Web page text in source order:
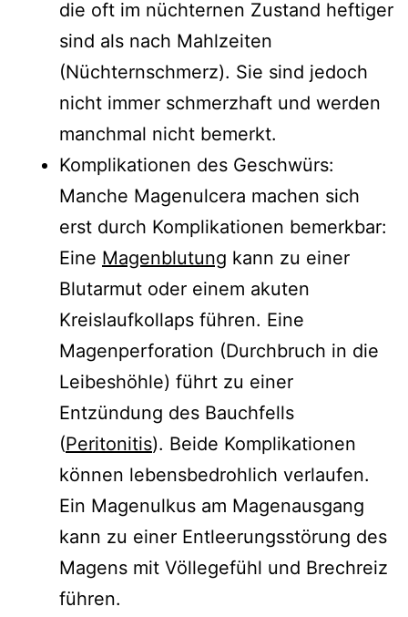
die oft im nüchternen Zustand heftiger
sind als nach Mahlzeiten
(Nüchternschmerz). Sie sind jedoch
nicht immer schmerzhaft und werden
manchmal nicht bemerkt.
Komplikationen des Geschwürs:
Manche Magenulcera machen sich
erst durch Komplikationen bemerkbar:
Eine Magenblutung kann zu einer
Blutarmut oder einem akuten
Kreislaufkollaps führen. Eine
Magenperforation (Durchbruch in die
Leibeshöhle) führt zu einer
Entzündung des Bauchfells
(Peritonitis). Beide Komplikationen
können lebensbedrohlich verlaufen.
Ein Magenulkus am Magenausgang
kann zu einer Entleerungsstörung des
Magens mit Völlegefühl und Brechreiz
führen.